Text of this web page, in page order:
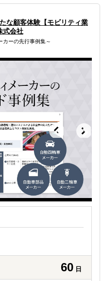
サルティング
る
備をしたい
な顧客体験【モビリティ業
式会社
カーの先行事例集～
60 日